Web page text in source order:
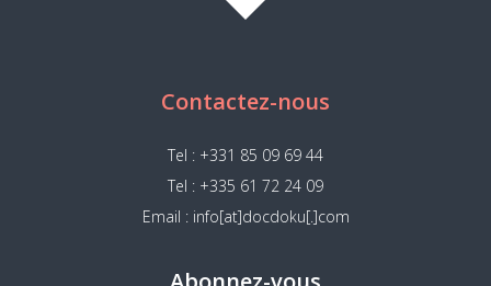
Contactez-nous
Tel : +331 85 09 69 44
Tel : +335 61 72 24 09
Email : info[at]docdoku[.]com